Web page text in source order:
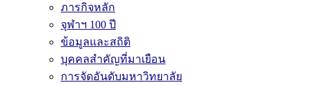
ภารกิจหลัก
จุฬาฯ 100 ปี
ข้อมูลและสถิติ
บุคคลสำคัญที่มาเยือน
การจัดอันดับมหาวิทยาลัย